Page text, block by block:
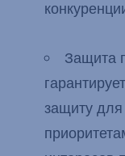
Защита
защиту для